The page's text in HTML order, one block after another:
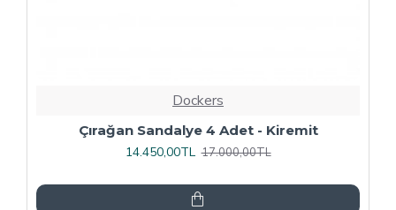
Dockers
Rozhet Sandalye (Kromnikel) (4 Adet
Fiyatıdır) - Kahve